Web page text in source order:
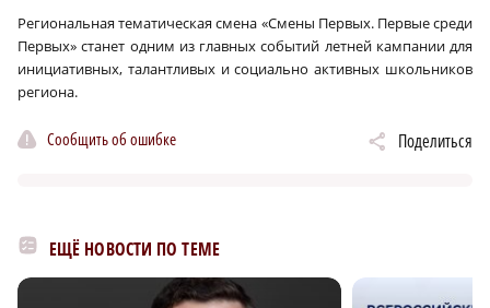
Региональная тематическая смена «Смены Первых. Первые среди
Первых» станет одним из главных событий летней кампании для
инициативных, талантливых и социально активных школьников
региона.
Сообщить об ошибке Поделиться
ЕЩЁ НОВОСТИ ПО ТЕМЕ